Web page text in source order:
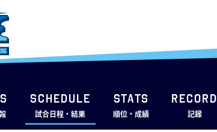
SCHEDULE
試合日程・結果
STATS
順位・成績
RECORD
記録